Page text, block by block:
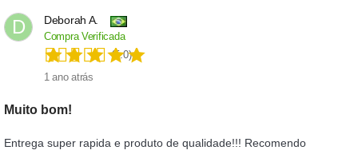
D Deborah A.
Compra Verificada
(5.0)
1 ano atrás
Muito bom!
Entrega super rapida e produto de qualidade!!! Recomendo